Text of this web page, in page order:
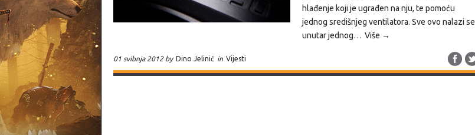
hlađenje koji je ugrađen na nju, te pomoću
jednog središnjeg ventilatora. Sve ovo nalazi se
unutar jednog… Više →
01 svibnja 2012 by Dino Jelinić in Vijesti